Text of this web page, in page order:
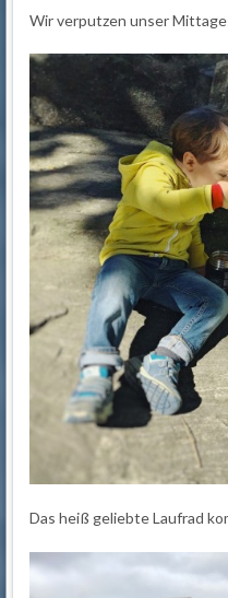
Wir verputzen unser
Das heiß geliebte Laufrad